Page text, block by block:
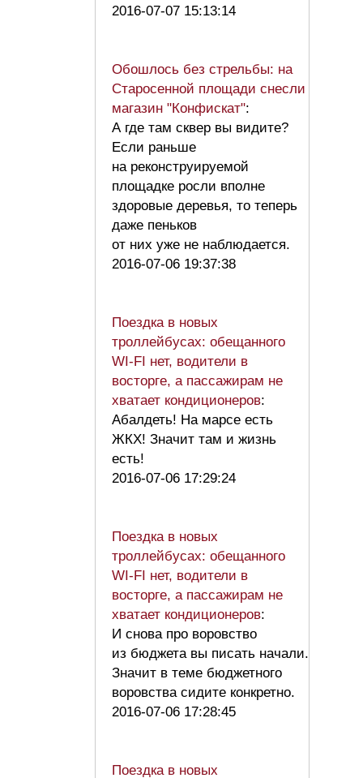
2016-07-07 15:13:14
Обошлось без стрельбы: на
Старосенной площади снесли
магазин "Конфискат":
А где там сквер вы видите?
Если раньше
на реконструируемой
площадке росли вполне
здоровые деревья, то теперь
даже пеньков
от них уже не наблюдается.
2016-07-06 19:37:38
Поездка в новых
троллейбусах: обещанного
WI-FI нет, водители в
восторге, а пассажирам не
хватает кондиционеров:
Абалдеть! На марсе есть
ЖКХ! Значит там и жизнь
есть!
2016-07-06 17:29:24
Поездка в новых
троллейбусах: обещанного
WI-FI нет, водители в
восторге, а пассажирам не
хватает кондиционеров:
И снова про воровство
из бюджета вы писать начали.
Значит в теме бюджетного
воровства сидите конкретно.
2016-07-06 17:28:45
Поездка в новых